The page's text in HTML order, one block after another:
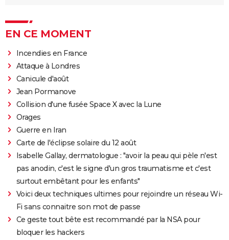
EN CE MOMENT
Incendies en France
Attaque à Londres
Canicule d'août
Jean Pormanove
Collision d'une fusée Space X avec la Lune
Orages
Guerre en Iran
Carte de l'éclipse solaire du 12 août
Isabelle Gallay, dermatologue : "avoir la peau qui pèle n'est
pas anodin, c'est le signe d'un gros traumatisme et c'est
surtout embêtant pour les enfants"
Voici deux techniques ultimes pour rejoindre un réseau Wi-
Fi sans connaitre son mot de passe
Ce geste tout bête est recommandé par la NSA pour
bloquer les hackers